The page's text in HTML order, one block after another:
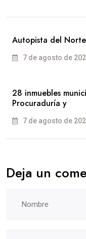
Autopista del
7 de agosto de
28 inmuebles
Procuraduría y
7 de agosto de
Deja un